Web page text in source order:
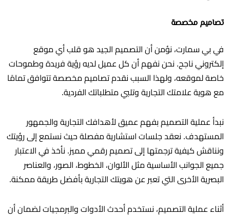
تصاميم مخصصة
في بي سمارت، نؤمن أن التصميم الجيد هو قلب أي موقع
إلكتروني ناجح. نحن نفهم أن كل عميل لديه رؤية فريدة وطموحات
خاصة لموقعه، ولهذا السبب نقدم تصاميم مخصصة تتوافق تمامًا
مع هوية علامتك التجارية وتلبي متطلباتك الفردية.
نبدأ عملية التصميم بفهم عميق لأهدافك التجارية والجمهور
المستهدف. نعقد جلسات استشارية مفصلة حيث نستمع إلى رؤيتك
ونناقش كيفية ترجمتها إلى تصميم رقمي مميز. نأخذ في الاعتبار
جميع الجوانب الأساسية مثل الألوان، الخطوط، الصور، والعناصر
البصرية الأخرى التي تعبر عن هويتك التجارية بأفضل طريقة ممكنة.
أثناء عملية التصميم، نستخدم أحدث الأدوات والبرمجيات لضمان أن